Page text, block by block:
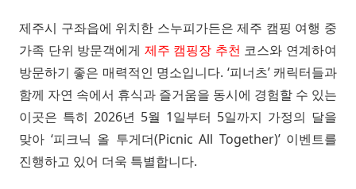
제주시 구좌읍에 위치한 스누피가든은 제주 캠핑 여행 중
가족 단위 방문객에게 제주 캠핑장 추천 코스와 연계하여
방문하기 좋은 매력적인 명소입니다. ‘피너츠’ 캐릭터들과
함께 자연 속에서 휴식과 즐거움을 동시에 경험할 수 있는
이곳은 특히 2026년 5월 1일부터 5일까지 가정의 달을
맞아 ‘피크닉 올 투게더(Picnic All Together)’ 이벤트를
진행하고 있어 더욱 특별합니다.